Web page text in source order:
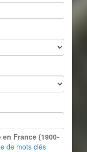
France (1900-
de mots clés